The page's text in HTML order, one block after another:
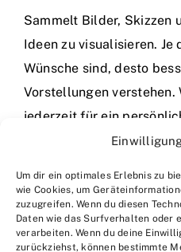
Um dir ein optimales Erlebnis zu
wie Cookies, um
zuzugreifen. Wenn du diesen
Daten wie das Surfverhalten oder
verarbeiten. Wenn du deine
zurückziehst, können bestimmte
Sammelt Bilder, Skizzen
Ideen zu visualisieren.
Wünsche sind, desto
Vorstellungen verstehen.
jederzeit für ein
zur Verfügung.
4. Was passiert,
Umsetzung meine
Kein Problem! Wir sind